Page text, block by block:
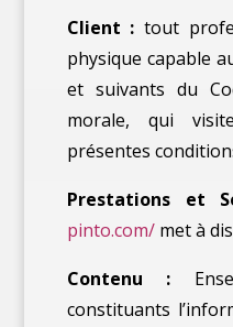
Client : tout
physique capable
et suivants du
morale, qui
présentes
Prestations et
pinto.com/met à
Contenu :
constituants